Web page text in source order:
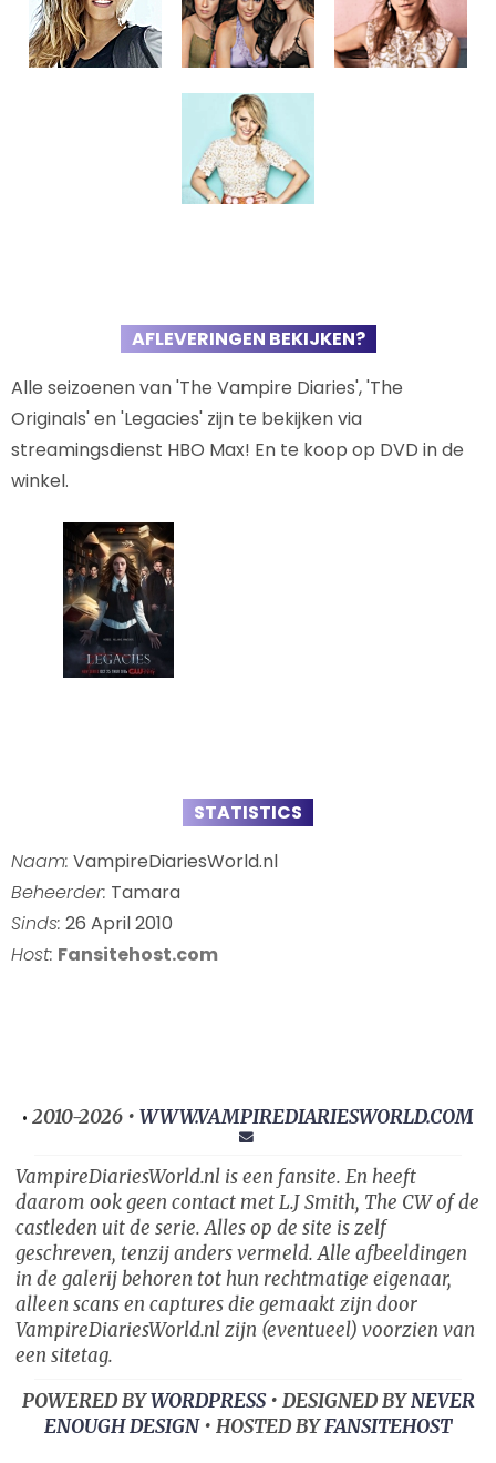
AFLEVERINGEN BEKIJKEN?
Alle seizoenen van 'The Vampire Diaries', 'The
Originals' en 'Legacies' zijn te bekijken via
streamingsdienst HBO Max! En te koop op DVD in de
winkel.
STATISTICS
Naam: VampireDiariesWorld.nl
Beheerder: Tamara
Sinds: 26 April 2010
Host: Fansitehost.com
• 2010-2026 • WWW.VAMPIREDIARIESWORLD.COM
VampireDiariesWorld.nl is een fansite. En heeft
daarom ook geen contact met L.J Smith, The CW of de
castleden uit de serie. Alles op de site is zelf
geschreven, tenzij anders vermeld. Alle afbeeldingen
in de galerij behoren tot hun rechtmatige eigenaar,
alleen scans en captures die gemaakt zijn door
VampireDiariesWorld.nl zijn (eventueel) voorzien van
een sitetag.
POWERED BYWORDPRESS• DESIGNED BYNEVER
ENOUGH DESIGN• HOSTED BYFANSITEHOST